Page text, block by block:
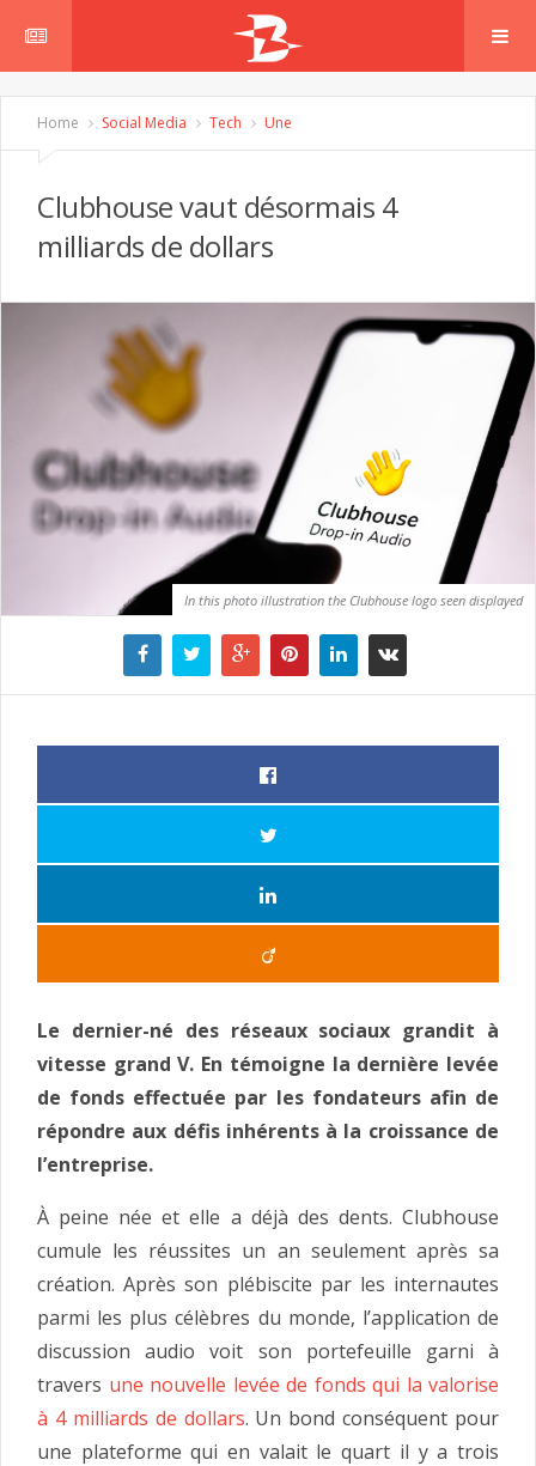
Home Social Media Tech Une
Clubhouse vaut désormais 4
milliards de dollars
In this photo illustration the Clubhouse logo seen displayed
Le dernier-né des réseaux sociaux grandit à
vitesse grand V. En témoigne la dernière levée
de fonds effectuée par les fondateurs afin de
répondre aux défis inhérents à la croissance de
l’entreprise.
À peine née et elle a déjà des dents. Clubhouse
cumule les réussites un an seulement après sa
création. Après son plébiscite par les internautes
parmi les plus célèbres du monde, l’application de
discussion audio voit son portefeuille garni à
travers une nouvelle levée de fonds qui la valorise
à 4 milliards de dollars. Un bond conséquent pour
une plateforme qui en valait le quart il y a trois